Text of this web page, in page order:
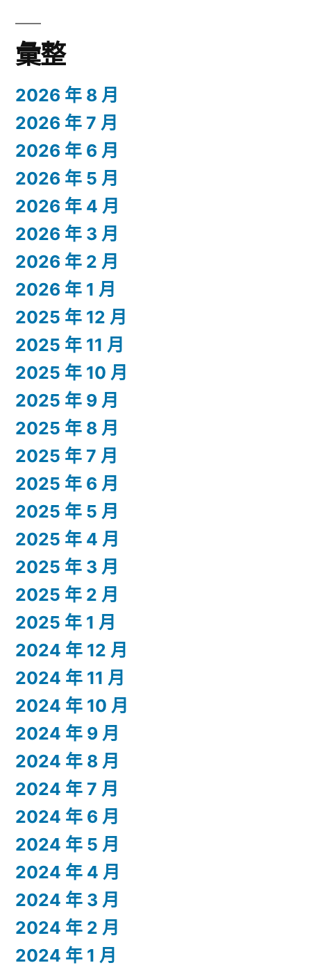
彙整
2026 年 8 月
2026 年 7 月
2026 年 6 月
2026 年 5 月
2026 年 4 月
2026 年 3 月
2026 年 2 月
2026 年 1 月
2025 年 12 月
2025 年 11 月
2025 年 10 月
2025 年 9 月
2025 年 8 月
2025 年 7 月
2025 年 6 月
2025 年 5 月
2025 年 4 月
2025 年 3 月
2025 年 2 月
2025 年 1 月
2024 年 12 月
2024 年 11 月
2024 年 10 月
2024 年 9 月
2024 年 8 月
2024 年 7 月
2024 年 6 月
2024 年 5 月
2024 年 4 月
2024 年 3 月
2024 年 2 月
2024 年 1 月